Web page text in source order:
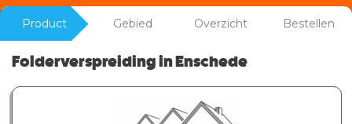
Product Gebied Overzicht Bestellen
Folderverspreiding in Enschede